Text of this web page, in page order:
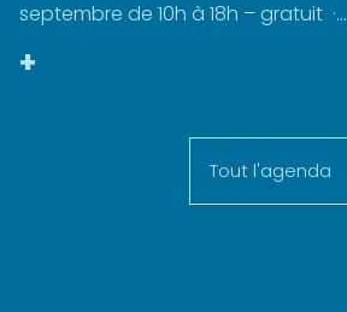
septembre de 10h à 18h – gratuit ·...
+
Tout l'agenda